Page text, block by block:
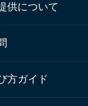
供について
方ガイド